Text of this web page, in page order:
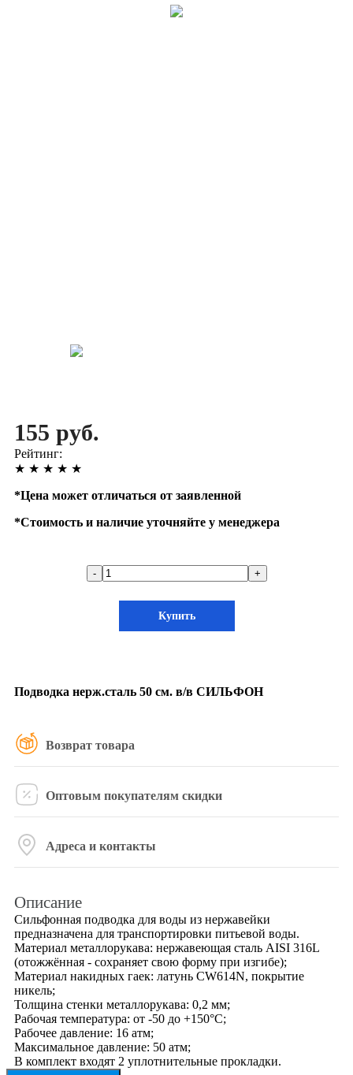
155 руб.
Рейтинг:
★ ★ ★ ★ ★
*Цена может отличаться от заявленной
*Стоимость и наличие уточняйте у менеджера
- +
Купить
Подводка нерж.сталь 50 см. в/в СИЛЬФОН
Возврат товара
Оптовым покупателям скидки
Адреса и контакты
Описание
Сильфонная подводка для воды из нержавейки
предназначена для транспортировки питьевой воды.
Материал металлорукава: нержавеющая сталь AISI 316L
(отожжённая - сохраняет свою форму при изгибе);
Материал накидных гаек: латунь CW614N, покрытие
никель;
Толщина стенки металлорукава: 0,2 мм;
Рабочая температура: от -50 до +150°С;
Рабочее давление: 16 атм;
Максимальное давление: 50 атм;
В комплект входят 2 уплотнительные прокладки.